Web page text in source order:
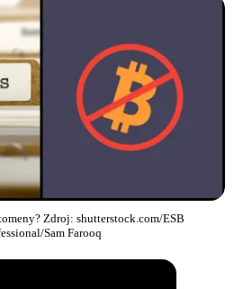
Zdroj: shutterstock.com/ESB
Sam Farooq